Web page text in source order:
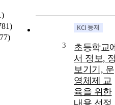
3
초등학교
서 정보,
보기기, 운
영체제 교
육을 위한